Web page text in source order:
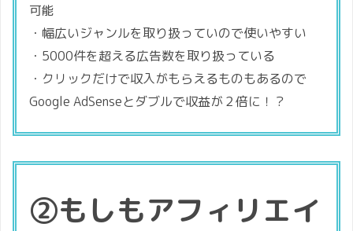
可能
・幅広いジャンルを取り扱っていので使いやすい
・5000件を超える広告数を取り扱っている
・クリックだけで収入がもらえるものもあるので
Google AdSenseとダブルで収益が２倍に！？
②もしもアフィリエイ